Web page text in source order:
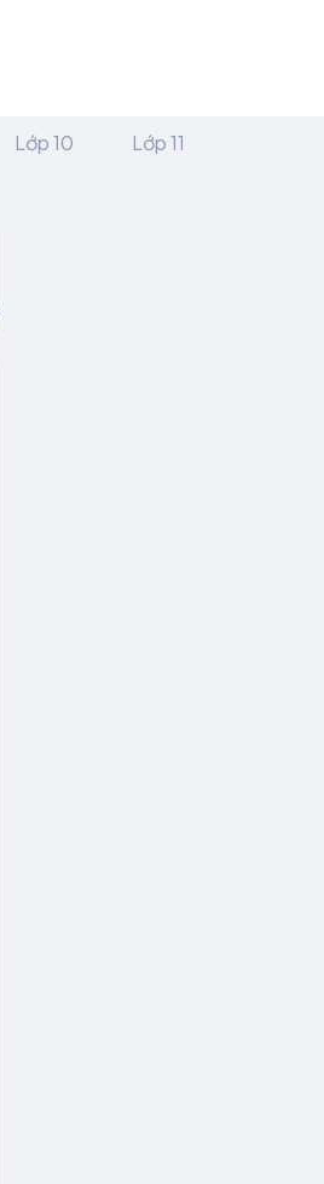
Lớp 10
Lớp 11